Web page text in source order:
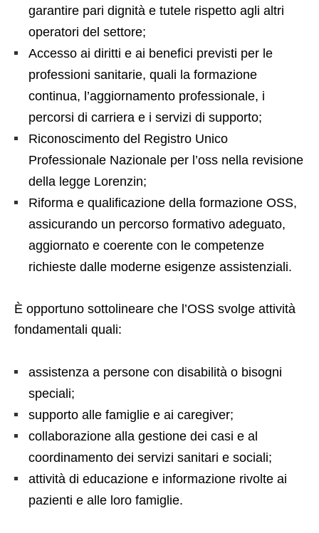
garantire pari dignità e tutele rispetto agli altri
operatori del settore;
Accesso ai diritti e ai benefici previsti per le
professioni sanitarie, quali la formazione
continua, l’aggiornamento professionale, i
percorsi di carriera e i servizi di supporto;
Riconoscimento del Registro Unico
Professionale Nazionale per l’oss nella revisione
della legge Lorenzin;
Riforma e qualificazione della formazione OSS,
assicurando un percorso formativo adeguato,
aggiornato e coerente con le competenze
richieste dalle moderne esigenze assistenziali.
È opportuno sottolineare che l’OSS svolge attività
fondamentali quali:
assistenza a persone con disabilità o bisogni
speciali;
supporto alle famiglie e ai caregiver;
collaborazione alla gestione dei casi e al
coordinamento dei servizi sanitari e sociali;
attività di educazione e informazione rivolte ai
pazienti e alle loro famiglie.